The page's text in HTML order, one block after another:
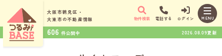
大阪市鶴見区・
大東市の不動産情報 物件検索 電話する ログイン MENU
606 件公開中 2026.08.09更新